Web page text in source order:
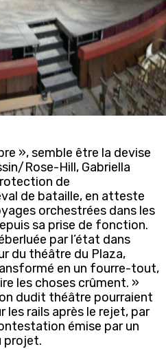
», semble être la devise
Rose-Hill, Gabriella
de
de bataille, en atteste
orchestrées dans les
sa prise de fonction.
par l’état dans
du théâtre du Plaza,
en un fourre-tout,
les choses crûment. »
dudit théâtre pourraient
les rails après le rejet, par
émise par un
projet.